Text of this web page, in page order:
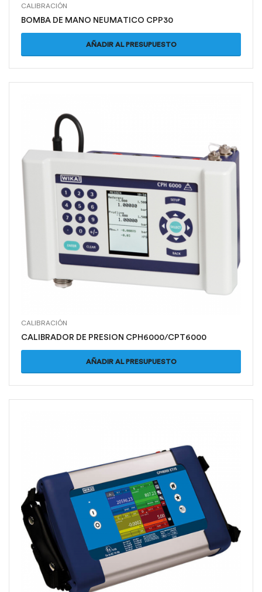
CALIBRACIÓN
BOMBA DE MANO NEUMATICO CPP30
AÑADIR AL PRESUPUESTO
CALIBRACIÓN
CALIBRADOR DE PRESION CPH6000/CPT6000
AÑADIR AL PRESUPUESTO